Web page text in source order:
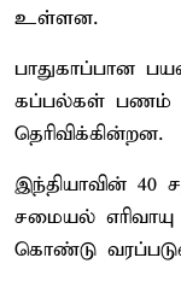
உள்ளன.
பாதுகாப்பான
கப்பல்கள் பணம்
தெரிவிக்கின்றன.
இந்தியாவின்
சமையல்
கொண்டு